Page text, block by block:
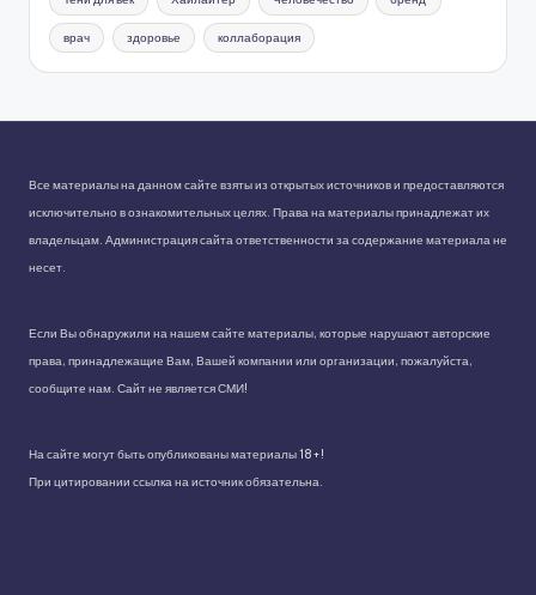
врач здоровье коллаборация
Все материалы на данном сайте взяты из открытых источников и предоставляются
исключительно в ознакомительных целях. Права на материалы принадлежат их
владельцам. Администрация сайта ответственности за содержание материала не
несет.
Если Вы обнаружили на нашем сайте материалы, которые нарушают авторские
права, принадлежащие Вам, Вашей компании или организации, пожалуйста,
сообщите нам. Сайт не является СМИ!
На сайте могут быть опубликованы материалы 18+!
При цитировании ссылка на источник обязательна.